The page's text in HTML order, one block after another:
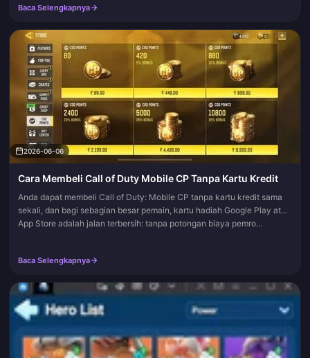
Baca Selengkapnya
2026-06-06
Cara Membeli Call of Duty Mobile CP Tanpa Kartu Kredit
Anda dapat membeli Call of Duty: Mobile CP tanpa kartu kredit sama
sekali, dan bagi sebagian besar pemain, kartu hadiah Google Play atau
App Store adalah jalan terbersih: tanpa potongan biaya pemro...
Baca Selengkapnya